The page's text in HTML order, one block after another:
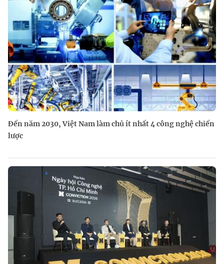
Đến năm 2030, Việt Nam làm chủ ít nhất 4 công nghệ chiến
lược